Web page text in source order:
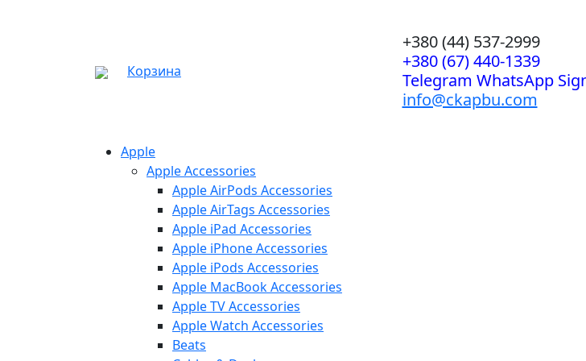
Корзина
+380 (44) 537-2999
+380 (67) 440-1339
Telegram WhatsApp
info@ckapbu.com
Apple
Apple Accessories
Apple AirPods Accessories
Apple AirTags Accessories
Apple iPad Accessories
Apple iPhone Accessories
Apple iPods Accessories
Apple MacBook Accessories
Apple TV Accessories
Apple Watch Accessories
Beats